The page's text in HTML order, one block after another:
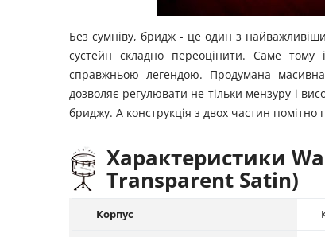
Без сумніву, бридж - це один з
сустейн складно переоцінити. Саме
справжньою легендою. Продумана масивна
дозволяє регулювати не тільки мензуру і
бриджу. А конструкція з двох частин
Характеристики
Transparent Satin)
Корпус